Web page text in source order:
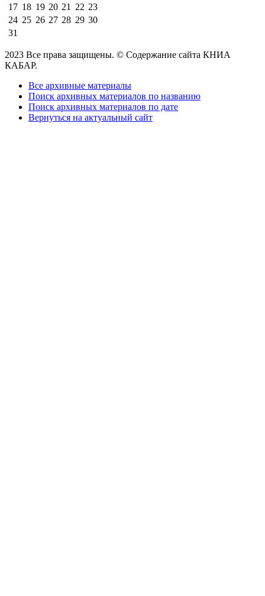
17 18 19 20 21 22 23
24 25 26 27 28 29 30
31
2023 Все права защищены. © Содержание сайта КНИА
КАБАР.
Все архивные материалы
Поиск архивных материалов по названию
Поиск архивных материалов по дате
Вернуться на актуальный сайт